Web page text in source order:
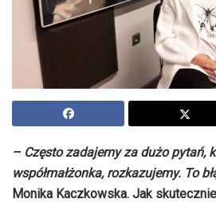
– Często zadajemy za dużo pytań,
współmałżonka, rozkazujemy. To
Monika Kaczkowska. Jak